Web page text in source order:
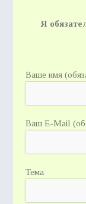
Я
Ваше имя
Ваш E-Mail
Тема